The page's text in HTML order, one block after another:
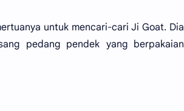
untuk mencari-cari Ji Goat. Dia
pedang pendek yang berpakaian